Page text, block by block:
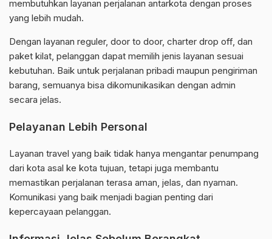
membutuhkan layanan perjalanan antarkota dengan proses
yang lebih mudah.
Dengan layanan reguler, door to door, charter drop off, dan
paket kilat, pelanggan dapat memilih jenis layanan sesuai
kebutuhan. Baik untuk perjalanan pribadi maupun pengiriman
barang, semuanya bisa dikomunikasikan dengan admin
secara jelas.
Pelayanan Lebih Personal
Layanan travel yang baik tidak hanya mengantar penumpang
dari kota asal ke kota tujuan, tetapi juga membantu
memastikan perjalanan terasa aman, jelas, dan nyaman.
Komunikasi yang baik menjadi bagian penting dari
kepercayaan pelanggan.